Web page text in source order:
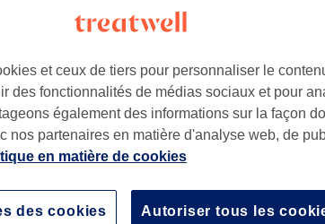
Ma prestation en détail...
et ceux de tiers pour personnaliser le
des fonctionnalités de médias sociaux et pour
également des informations sur la façon
nos partenaires en matière d'analyse web, de
en matière de cookies
Autoriser tous les
des cookies